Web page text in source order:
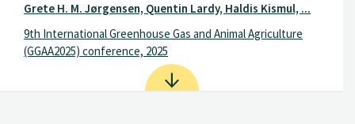
Grete H. M. Jørgensen, Quentin Lardy, Haldis Kismul, ...
9th International Greenhouse Gas and Animal Agriculture
(GGAA2025) conference, 2025